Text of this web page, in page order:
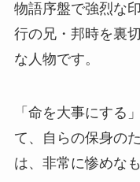
物語序盤で強烈な
行の兄・邦時を裏
な人物です。
「命を大事にする
て、自らの保身の
は、非常に惨めな